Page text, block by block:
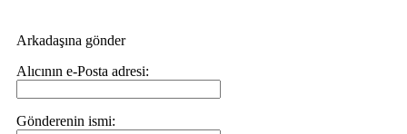
Arkadaşına gönder
Alıcının e-Posta adresi:
Gönderenin ismi: